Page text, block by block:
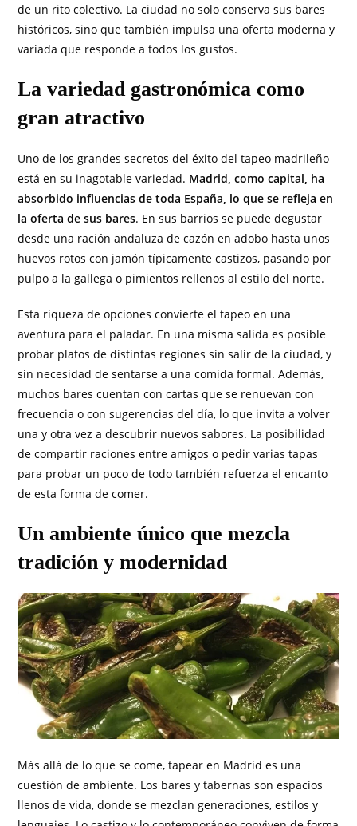
de un rito colectivo. La ciudad no solo conserva sus bares
históricos, sino que también impulsa una oferta moderna y
variada que responde a todos los gustos.
La variedad gastronómica como
gran atractivo
Uno de los grandes secretos del éxito del tapeo madrileño
está en su inagotable variedad. Madrid, como capital, ha
absorbido influencias de toda España, lo que se refleja en
la oferta de sus bares. En sus barrios se puede degustar
desde una ración andaluza de cazón en adobo hasta unos
huevos rotos con jamón típicamente castizos, pasando por
pulpo a la gallega o pimientos rellenos al estilo del norte.
Esta riqueza de opciones convierte el tapeo en una
aventura para el paladar. En una misma salida es posible
probar platos de distintas regiones sin salir de la ciudad, y
sin necesidad de sentarse a una comida formal. Además,
muchos bares cuentan con cartas que se renuevan con
frecuencia o con sugerencias del día, lo que invita a volver
una y otra vez a descubrir nuevos sabores. La posibilidad
de compartir raciones entre amigos o pedir varias tapas
para probar un poco de todo también refuerza el encanto
de esta forma de comer.
Un ambiente único que mezcla
tradición y modernidad
Más allá de lo que se come, tapear en Madrid es una
cuestión de ambiente. Los bares y tabernas son espacios
llenos de vida, donde se mezclan generaciones, estilos y